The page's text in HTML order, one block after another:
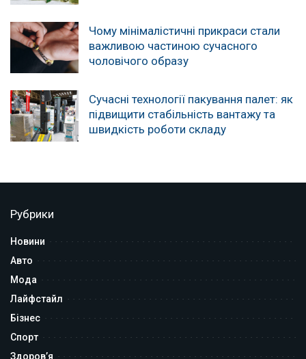
Чому мінімалістичні прикраси стали
важливою частиною сучасного
чоловічого образу
Сучасні технології пакування палет: як
підвищити стабільність вантажу та
швидкість роботи складу
Рубрики
Новини
Авто
Мода
Лайфстайл
Бізнес
Спорт
Здоров’я